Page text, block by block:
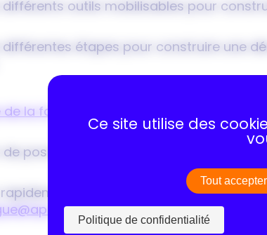
différents outils mobilisables pour
différentes étapes pour construire une
de la formation
de possibles, rejoignez-nous pour
sur notre site ou contactez
ou au 07.88.18.77.15
Ce site utilise des
Tout accepter
Politique de confidentialité